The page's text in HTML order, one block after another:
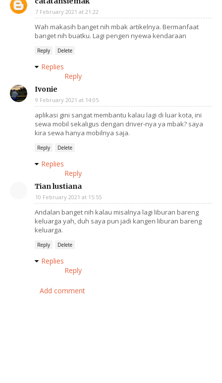
7 February 2021 at 21:22
Wah makasih banget nih mbak artikelnya. Bermanfaat
banget nih buatku. Lagi pengen nyewa kendaraan
Reply Delete
Replies
Reply
Ivonie
9 February 2021 at 14:05
aplikasi gini sangat membantu kalau lagi di luar kota, ini
sewa mobil sekaligus dengan driver-nya ya mbak? saya
kira sewa hanya mobilnya saja.
Reply Delete
Replies
Reply
Tian lustiana
10 February 2021 at 15:55
Andalan banget nih kalau misalnya lagi liburan bareng
keluarga yah, duh saya pun jadi kangen liburan bareng
keluarga.
Reply Delete
Replies
Reply
Add comment